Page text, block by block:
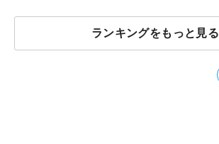
ランキングをもっと見る